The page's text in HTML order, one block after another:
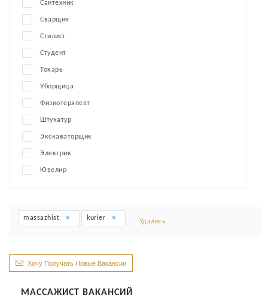
Сантехник
Сварщик
Стилист
Студент
Токарь
Уборщица
Физиотерапевт
Штукатур
Экскаваторщик
Электрик
Ювелир
massazhist kurier Удалить
Хочу Получать Новые Вакансии
МАССАЖИСТ ВАКАНСИЙ